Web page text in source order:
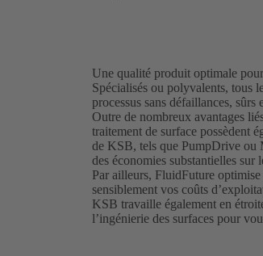
Une qualité produit optimale
Spécialisés ou polyvalents, tous
processus sans défaillances, sûrs
Outre de nombreux avantages
traitement de surface possèdent
de KSB, tels que PumpDrive ou
des économies substantielles sur
Par ailleurs, FluidFuture
sensiblement vos coûts
KSB travaille également en
l’ingénierie des surfaces pour